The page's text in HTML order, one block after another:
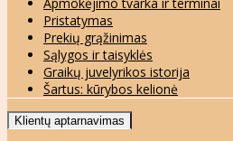
Apmokėjimo tvarka ir terminai
Pristatymas
Prekių grąžinimas
Sąlygos ir taisyklės
Graikų juvelyrikos istorija
Šartus: kūrybos kelionė
Klientų aptarnavimas